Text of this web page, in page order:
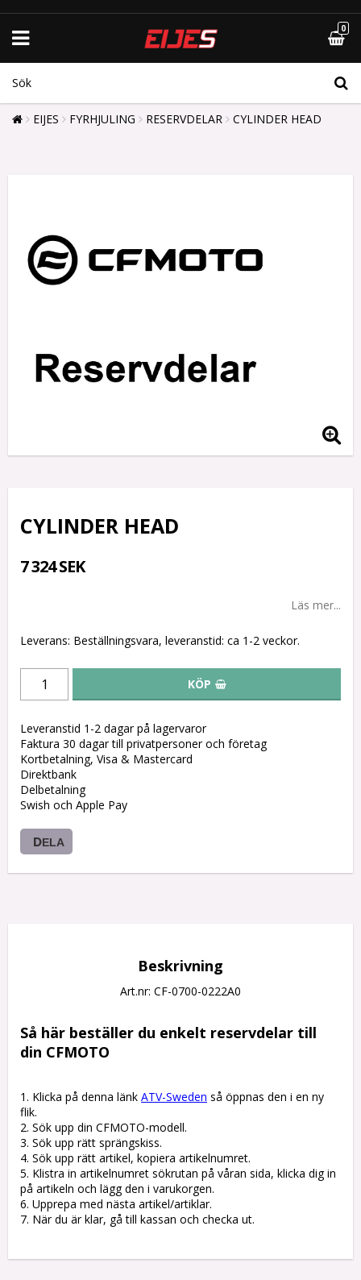
0
EIJES FYRHJULING RESERVDELAR CYLINDER HEAD
CYLINDER HEAD
7 324 SEK
Läs mer...
Leverans: Beställningsvara, leveranstid: ca 1-2 veckor.
KÖP
Leveranstid 1-2 dagar på lagervaror
Faktura 30 dagar till privatpersoner och företag
Kortbetalning, Visa & Mastercard
Direktbank
Delbetalning
Swish och Apple Pay
DELA
Beskrivning
Art.nr: CF-0700-0222A0
Så här beställer du enkelt reservdelar till
din CFMOTO
1. Klicka på denna länk ATV-Sweden så öppnas den i en ny
flik.
2. Sök upp din CFMOTO-modell.
3. Sök upp rätt sprängskiss.
4. Sök upp rätt artikel, kopiera artikelnumret.
5. Klistra in artikelnumret sökrutan på våran sida, klicka dig in
på artikeln och lägg den i varukorgen.
6. Upprepa med nästa artikel/artiklar.
7. När du är klar, gå till kassan och checka ut.